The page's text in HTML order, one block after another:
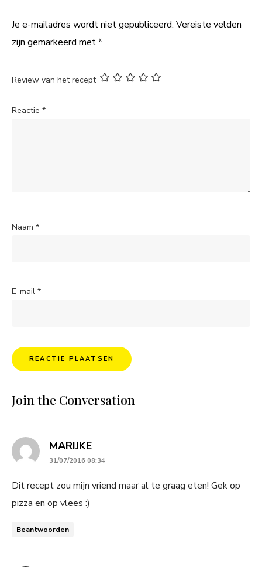
Je e-mailadres wordt niet gepubliceerd. Vereiste velden
zijn gemarkeerd met*
Review van het recept
Reactie *
Naam *
E-mail *
Join the Conversation
MARIJKEsays:
31/07/2016 08:34
Dit recept zou mijn vriend maar al te graag eten! Gek op
pizza en op vlees :)
Beantwoorden